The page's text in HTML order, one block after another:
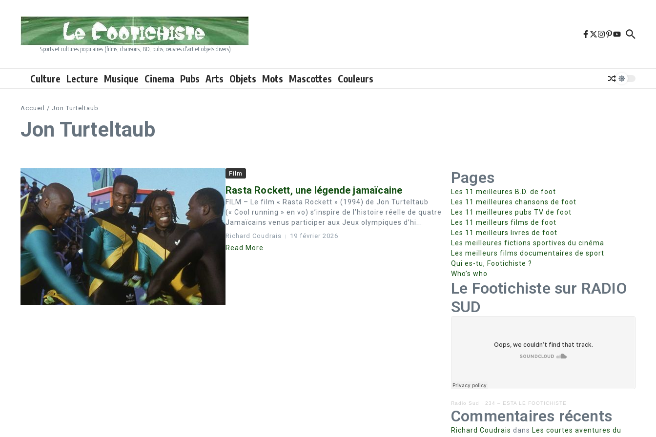
Sports et cultures populaires (films, chansons, BD, pubs, œuvres d'art et objets divers)
Culture Lecture Musique Cinema Pubs Arts Objets Mots Mascottes Couleurs
Accueil / Jon Turteltaub
Jon Turteltaub
Film
Rasta Rockett, une légende jamaïcaine
FILM – Le film « Rasta Rockett » (1994) de Jon Turteltaub
(« Cool running » en vo) s’inspire de l’histoire réelle de quatre
Jamaïcains venus participer aux Jeux olympiques d’hi...
Richard Coudrais 19 février 2026
Read More
Pages
Les 11 meilleures B.D. de foot
Les 11 meilleures chansons de foot
Les 11 meilleures pubs TV de foot
Les 11 meilleurs films de foot
Les 11 meilleurs livres de foot
Les meilleures fictions sportives du cinéma
Les meilleurs films documentaires de sport
Qui es-tu, Footichiste ?
Who’s who
Le Footichiste sur RADIO
SUD
Radio Sud · 234 – ESTA LE FOOTICHISTE
Commentaires récents
Richard Coudrais dans Les courtes aventures du